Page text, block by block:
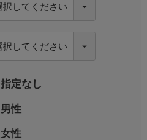
指定なし
男性
女性